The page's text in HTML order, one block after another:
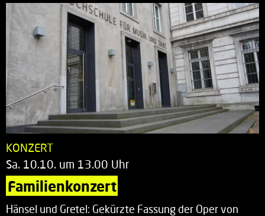
KONZERT
Sa. 10.10. um 13.00 Uhr
Familienkonzert
Hänsel und Gretel: Gekürzte Fassung der Oper von